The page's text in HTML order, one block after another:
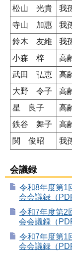
松山 光貴
我
寺山 加惠
我
鈴木 友維
我
小森 梓
高
武田 弘恵
高
大野 令子
高
星 良子
高
鉄谷 舞子
高
関 俊昭
我
会議録
令和8年度第1
会会議録（
令和7年度第2
会会議録（
令和7年度第1
会会議録（